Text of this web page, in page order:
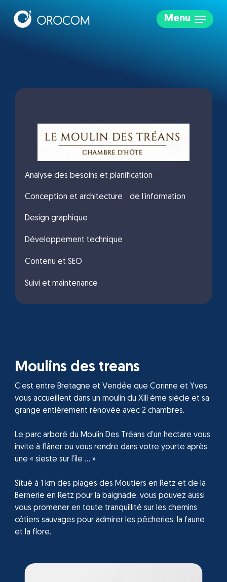
Menu
Analyse des besoins et planification
Conception et architecture de l’information
Design graphique
Développement technique
Contenu et SEO
Suivi et maintenance
Moulins des treans
C’est entre Bretagne et Vendée que Corinne et Yves
vous accueillent dans un moulin du XIII ème siècle et sa
grange entièrement rénovée avec 2 chambres.
Le parc arboré du Moulin Des Tréans d’un hectare vous
invite à flâner ou vous rendre dans votre yourte après
une « sieste sur l’île … »
Situé à 1 km des plages des Moutiers en Retz et de la
Bernerie en Retz pour la baignade, vous pouvez aussi
vous promener en toute tranquillité sur les chemins
côtiers sauvages pour admirer les pêcheries, la faune
et la flore.